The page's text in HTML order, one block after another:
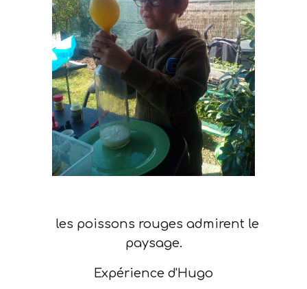
les poissons rouges admirent le
paysage.
Expérience d'Hugo